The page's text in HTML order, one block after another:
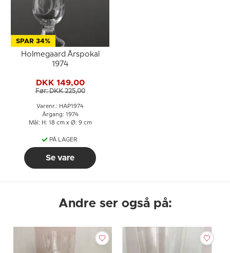
SPAR 34%
Holmegaard Årspokal
1974
DKK 149,00
Før: DKK 225,00
Varenr.: HAP1974
Årgang: 1974
Mål: H: 18 cm x Ø: 9 cm
PÅ LAGER
Se vare
Andre ser også på: